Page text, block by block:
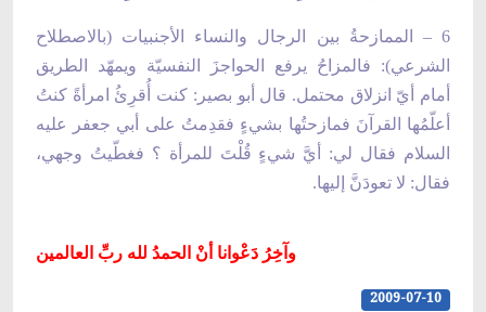
6 – الممازحةُ بين الرجال والنساء الأجنبيات (بالاصطلاح
الشرعي): فالمزاحُ يرفع الحواجزَ النفسيّة ويمهّد الطريق
أمام أيّ انزلاق محتمل. قال أبو بصير: كنت أُقرِئُ امرأةً كنتُ
أعلّمُها القرآنَ فمازحتُها بشيءٍ فقدِمتُ على أبي جعفر عليه
السلام فقال لي: أيَّ شيءٍ قُلْتَ للمرأة ؟ فغطّيتُ وجهي،
فقال: لا تعودَنَّ إليها.
وآخِرُ دَعْوانا أنْ الحمدُ لله ربِّ العالمين
2009-07-10